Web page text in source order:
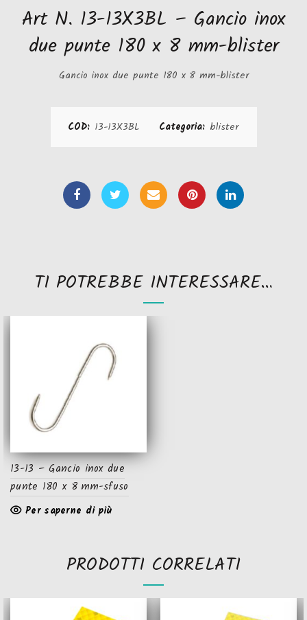
Art N. 13-13X3BL – Gancio inox
due punte 180 x 8 mm-blister
Gancio inox due punte 180 x 8 mm-blister
COD: 13-13X3BL Categoria: blister
TI POTREBBE INTERESSARE…
13-13 – Gancio inox due
punte 180 x 8 mm-sfuso
Per saperne di più
PRODOTTI CORRELATI